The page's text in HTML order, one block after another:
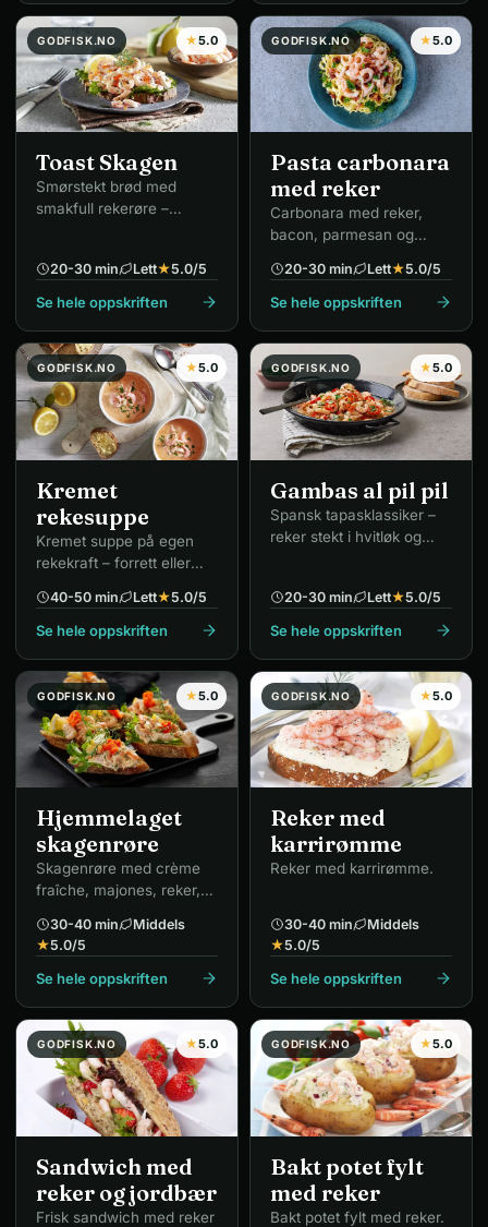
GODFISK.NO ★5.0
Toast Skagen
Smørstekt brød med
smakfull rekerøre –
20-30 min Lett★5.0/5
Se hele oppskriften
GODFISK.NO ★5.0
Pasta carbonara
med reker
Carbonara med reker,
bacon, parmesan og
20-30 min Lett★5.0/5
Se hele oppskriften
GODFISK.NO ★5.0
Kremet
rekesuppe
Kremet suppe på egen
rekekraft – forrett eller
40-50 min Lett★5.0/5
Se hele oppskriften
GODFISK.NO ★5.0
Gambas al pil pil
Spansk tapasklassiker –
reker stekt i hvitløk og
20-30 min Lett★5.0/5
Se hele oppskriften
GODFISK.NO ★5.0
Hjemmelaget
skagenrøre
Skagenrøre med crème
fraîche, majones, reker,
30-40 min
Middels
★5.0/5
Se hele oppskriften
GODFISK.NO ★5.0
Reker med
karrirømme
Reker med karrirømme.
30-40 min
Middels
★5.0/5
Se hele oppskriften
GODFISK.NO ★5.0
Sandwich med
reker og jordbær
Frisk sandwich med reker
GODFISK.NO ★5.0
Bakt potet fylt
med reker
Bakt potet fylt med reker.